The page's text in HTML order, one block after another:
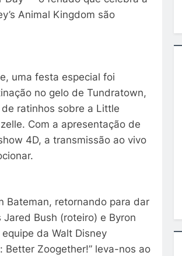
Animal Kingdom são
uma festa especial foi
no gelo de Tundratown,
ratinhos sobre a Little
Com a apresentação de
4D, a transmissão ao vivo
Bateman, retornando para dar
Bush (roteiro) e Byron
da Walt Disney
Zoogether!” leva-nos ao